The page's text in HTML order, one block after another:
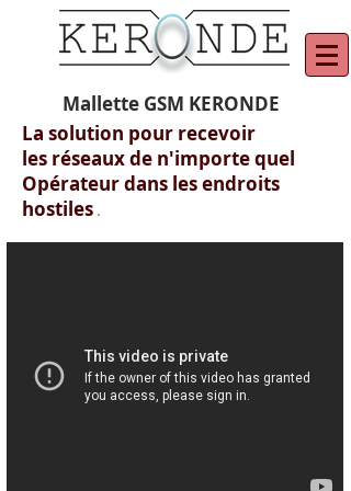
Mallette GSM KERONDE
La solution pour recevoir
les réseaux de n'importe quel
Opérateur dans les endroits
hostiles